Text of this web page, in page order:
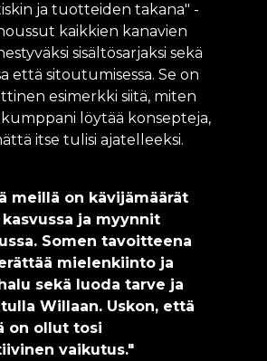
ja tuotteiden takana" -
kaikkien kanavien
sisältösarjaksi sekä
että sitoutumisessa. Se on
esimerkki siitä, miten
löytää konsepteja,
itse tulisi ajatelleeksi.
meillä on kävijämäärät
ja myynnit
Somen tavoitteena
mielenkiinto ja
sekä luoda tarve ja
Willaan. Uskon, että
on ollut tosi
vaikutus."